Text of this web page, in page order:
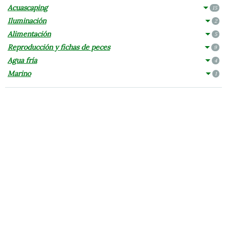
Acuascaping 15
Iluminación 2
Alimentación 5
Reproducción y fichas de peces 9
Agua fría 4
Marino 1